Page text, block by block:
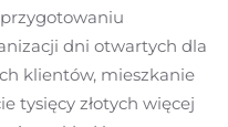
dni otwartych dla
klientów, mieszkanie
tysięcy złotych więcej